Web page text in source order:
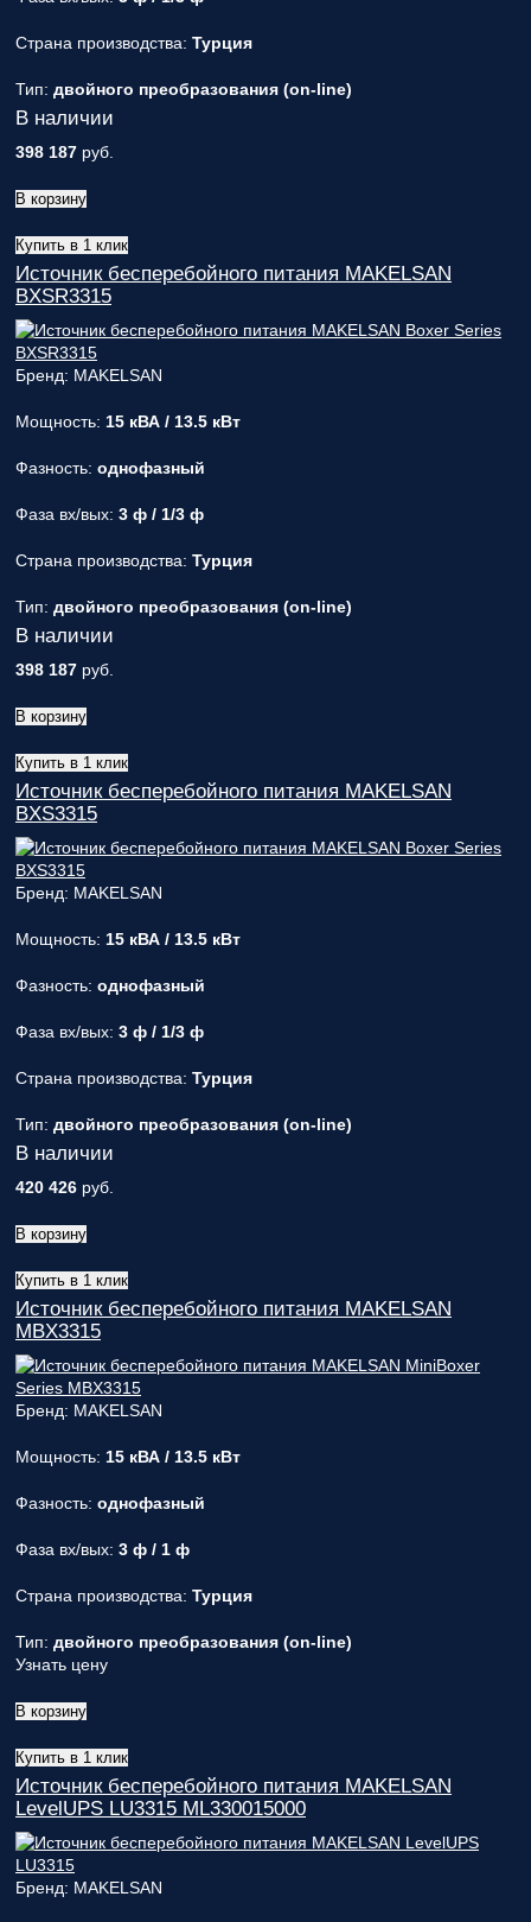
Страна производства: Турция
Тип: двойного преобразования (on-line)
В наличии
398 187 руб.
В корзину
Купить в 1 клик
Источник бесперебойного питания MAKELSAN
BXSR3315
Бренд: MAKELSAN
Мощность: 15 кВА / 13.5 кВт
Фазность: однофазный
Фаза вх/вых: 3 ф / 1/3 ф
Страна производства: Турция
Тип: двойного преобразования (on-line)
В наличии
398 187 руб.
В корзину
Купить в 1 клик
Источник бесперебойного питания MAKELSAN
BXS3315
Бренд: MAKELSAN
Мощность: 15 кВА / 13.5 кВт
Фазность: однофазный
Фаза вх/вых: 3 ф / 1/3 ф
Страна производства: Турция
Тип: двойного преобразования (on-line)
В наличии
420 426 руб.
В корзину
Купить в 1 клик
Источник бесперебойного питания MAKELSAN
MBX3315
Бренд: MAKELSAN
Мощность: 15 кВА / 13.5 кВт
Фазность: однофазный
Фаза вх/вых: 3 ф / 1 ф
Страна производства: Турция
Тип: двойного преобразования (on-line)
Узнать цену
В корзину
Купить в 1 клик
Источник бесперебойного питания MAKELSAN
LevelUPS LU3315 ML330015000
Бренд: MAKELSAN